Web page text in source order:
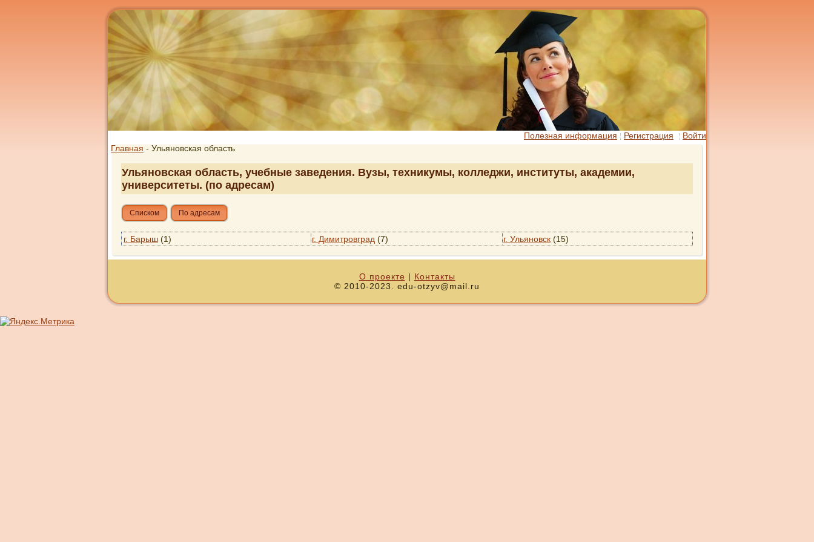
Полезная информация Регистрация
Войти
Главная - Ульяновская область
Ульяновская область, учебные заведения. Вузы, техникумы, колледжи, институты, академии,
университеты. (по адресам)
Списком По адресам
г. Барыш (1) г. Димитровград (7) г. Ульяновск (15)
О проекте | Контакты
© 2010-2023. edu-otzyv@mail.ru